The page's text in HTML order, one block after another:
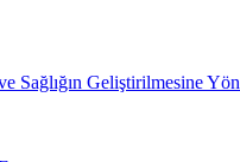
Sağlığın Geliştirilmesine